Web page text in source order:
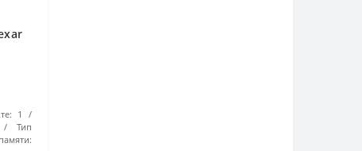
1
Тип